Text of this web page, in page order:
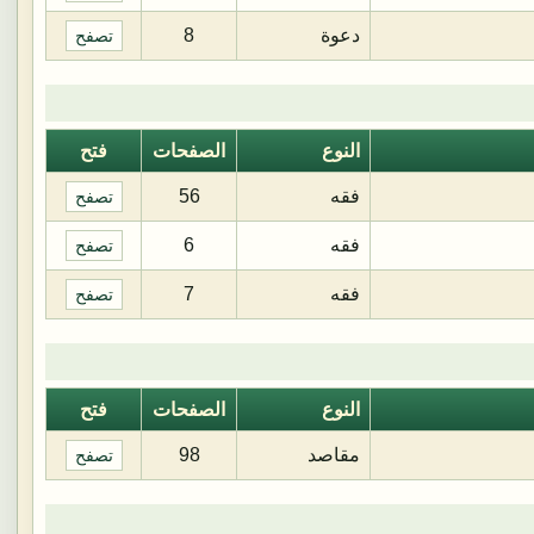
دعوة 8 تصفح
النوع الصفحات فتح
فقه 56 تصفح
فقه 6 تصفح
فقه 7 تصفح
النوع الصفحات فتح
مقاصد 98 تصفح